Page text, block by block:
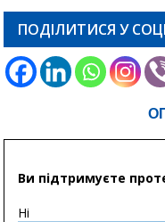
ПОДІЛИТИСЯ У
Ви підтримуєте
Ні